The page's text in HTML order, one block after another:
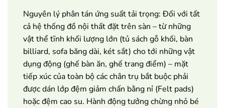
Nguyên lý phân tán ứng suất tải trọng: Đối với tất
cả hệ thống đồ nội thất đặt trên sàn – từ những
vật thể tĩnh khối lượng lớn (tủ sách gỗ khối, bàn
billiard, sofa băng dài, két sắt) cho tới những vật
dụng động (ghế bàn ăn, ghế trang điểm) – mặt
tiếp xúc của toàn bộ các chân trụ bắt buộc phải
được dán lớp đệm giảm chấn bằng nỉ (Felt pads)
hoặc đệm cao su. Hành động tưởng chừng nhỏ bé